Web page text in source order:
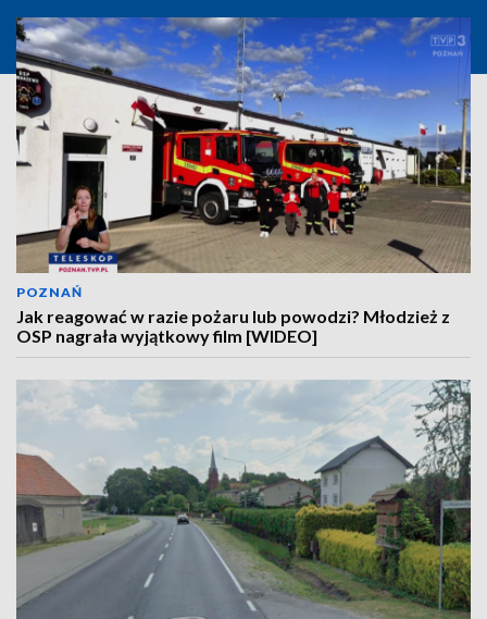
POZNAŃ
Jak reagować w razie pożaru lub powodzi? Młodzież z
OSP nagrała wyjątkowy film [WIDEO]